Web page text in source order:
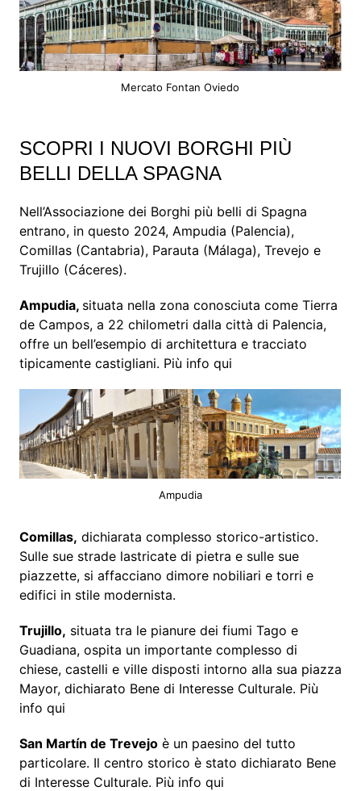
Mercato Fontan Oviedo
SCOPRI I NUOVI BORGHI PIÙ
BELLI DELLA SPAGNA
Nell’Associazione dei Borghi più belli di Spagna
entrano, in questo 2024, Ampudia (Palencia),
Comillas (Cantabria), Parauta (Málaga), Trevejo e
Trujillo (Cáceres).
Ampudia, situata nella zona conosciuta come Tierra
de Campos, a 22 chilometri dalla città di Palencia,
offre un bell’esempio di architettura e tracciato
tipicamente castigliani. Più info qui
Ampudia
Comillas, dichiarata complesso storico-artistico.
Sulle sue strade lastricate di pietra e sulle sue
piazzette, si affacciano dimore nobiliari e torri e
edifici in stile modernista.
Trujillo, situata tra le pianure dei fiumi Tago e
Guadiana, ospita un importante complesso di
chiese, castelli e ville disposti intorno alla sua piazza
Mayor, dichiarato Bene di Interesse Culturale. Più
info qui
San Martín de Trevejoè un paesino del tutto
particolare. Il centro storico è stato dichiarato Bene
di Interesse Culturale. Più info qui